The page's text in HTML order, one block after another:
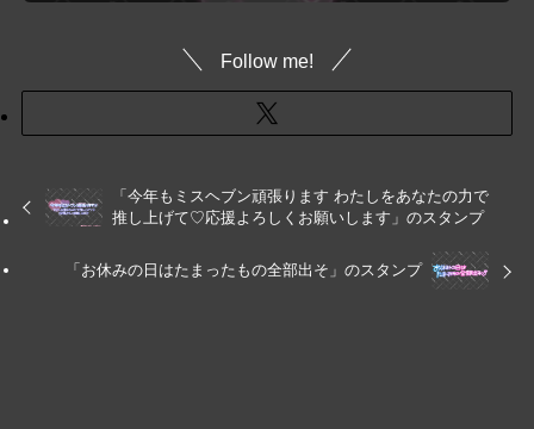
Follow me!
「今年もミスヘブン頑張ります わたしをあなたの力で
推し上げて♡応援よろしくお願いします」のスタンプ
「お休みの日はたまったもの全部出そ」のスタンプ